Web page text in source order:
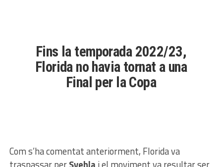
Fins la temporada 2022/23,
Florida no havia tornat a una
Final per la Copa
Com s’ha comentat anteriorment, Florida va